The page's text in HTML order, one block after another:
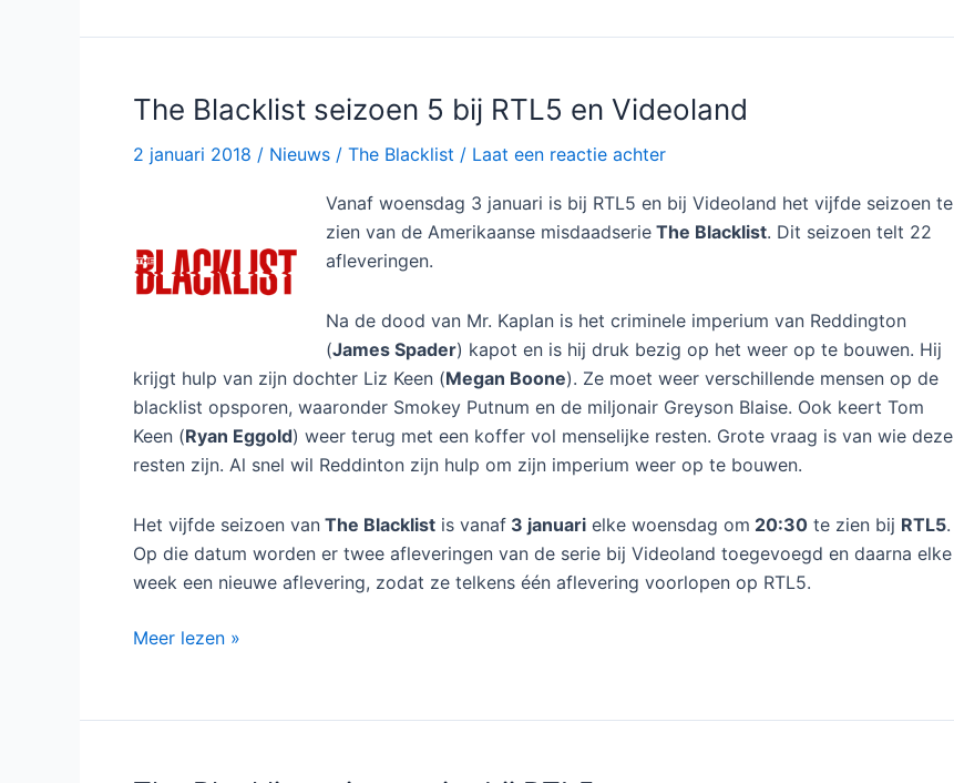
Blacklist
RTL5
en
Videoland
The Blacklist seizoen 5 bij RTL5 en Videoland
2 januari 2018 / Nieuws / The Blacklist / Laat een reactie achter
Vanaf woensdag 3 januari is bij RTL5 en bij Videoland het vijfde seizoen te
zien van de Amerikaanse misdaadserie The Blacklist. Dit seizoen telt 22
afleveringen.
Na de dood van Mr. Kaplan is het criminele imperium van Reddington
(James Spader) kapot en is hij druk bezig op het weer op te bouwen. Hij
krijgt hulp van zijn dochter Liz Keen (Megan Boone). Ze moet weer verschillende mensen op de
blacklist opsporen, waaronder Smokey Putnum en de miljonair Greyson Blaise. Ook keert Tom
Keen (Ryan Eggold) weer terug met een koffer vol menselijke resten. Grote vraag is van wie deze
resten zijn. Al snel wil Reddinton zijn hulp om zijn imperium weer op te bouwen.
Het vijfde seizoen van The Blacklist is vanaf 3 januari elke woensdag om 20:30 te zien bij RTL5.
Op die datum worden er twee afleveringen van de serie bij Videoland toegevoegd en daarna elke
week een nieuwe aflevering, zodat ze telkens één aflevering voorlopen op RTL5.
The
5
Meer lezen »